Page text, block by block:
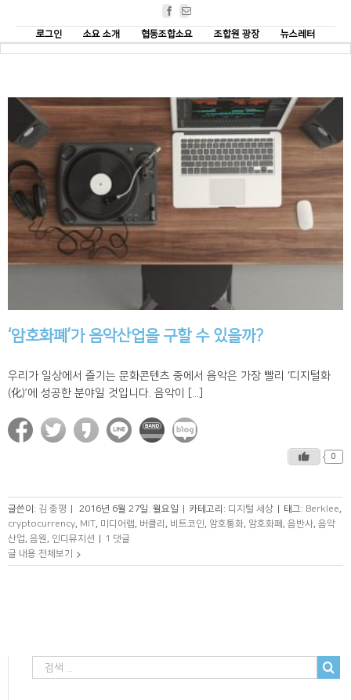
Facebook
로그인
소요 소개 협동조합소요 조합원 광장 뉴스레터
‘암호화폐’가 음악산업을 구할 수 있을까?
우리가 일상에서 즐기는 문화콘텐츠 중에서 음악은 가장 빨리 ‘디지털화
(化)’에 성공한 분야일 것입니다. 음악이 [...]
0
글쓴이: 김 종평 | 2016년 6월 27일. 월요일 | 카테고리: 디지털 세상 | 태그: Berklee,
cryptocurrency, MIT, 미디어랩, 버클리 , 비트코인, 암호통화, 암호화폐 , 음반사, 음악
산업, 음원 , 인디뮤지션 |
1 댓글
글 내용 전체보기